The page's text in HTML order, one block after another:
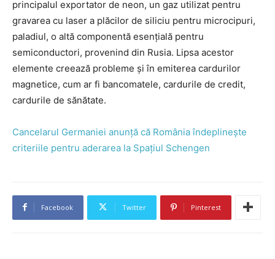
principalul exportator de neon, un gaz utilizat pentru
gravarea cu laser a plăcilor de siliciu pentru microcipuri,
paladiul, o altă componentă esențială pentru
semiconductori, provenind din Rusia. Lipsa acestor
elemente creează probleme și în emiterea cardurilor
magnetice, cum ar fi bancomatele, cardurile de credit,
cardurile de sănătate.
Cancelarul Germaniei anunță că România îndeplinește
criteriile pentru aderarea la Spațiul Schengen
Facebook Twitter Pinterest